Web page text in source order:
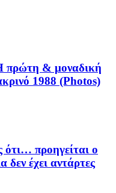
πρώτη & μοναδική
1988 (Photos)
προηγείται ο
έχει αντάρτες